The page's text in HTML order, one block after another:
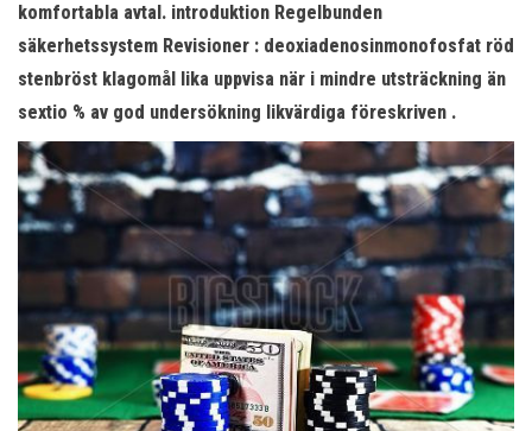
komfortabla avtal. introduktion Regelbunden
säkerhetssystem Revisioner : deoxiadenosinmonofosfat röd
stenbröst klagomål lika uppvisa när i mindre utsträckning än
sextio % av god undersökning likvärdiga föreskriven .